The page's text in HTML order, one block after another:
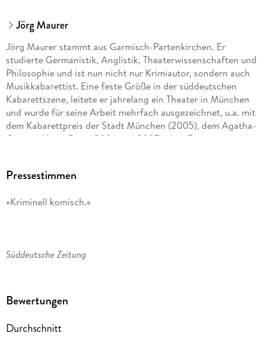
Jörg Maurer
Jörg Maurer stammt aus Garmisch-Partenkirchen. Er
studierte Germanistik, Anglistik, Theaterwissenschaften und
Philosophie und ist nun nicht nur Krimiautor, sondern auch
Musikkabarettist. Eine feste Größe in der süddeutschen
Kabarettszene, leitete er jahrelang ein Theater in München
und wurde für seine Arbeit mehrfach ausgezeichnet, u.a. mit
dem Kabarettpreis der Stadt München (2005), dem Agatha-
Christie-Krimi-Preis (2006 und 2007), dem Ernst-
Pressestimmen
»Kriminell komisch.«
Süddeutsche Zeitung
Bewertungen
Durchschnitt